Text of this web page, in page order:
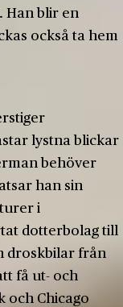
Han blir en
också ta hem
lystna blickar
behöver
han sin
i
dotterbolag till
droskbilar från
få ut- och
och Chicago